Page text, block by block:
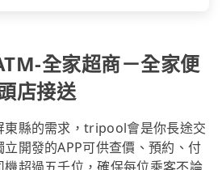
全家超商－全家便
店接送
東縣的需求，tripool會是你長途交
開發的APP可供查價、預約、付